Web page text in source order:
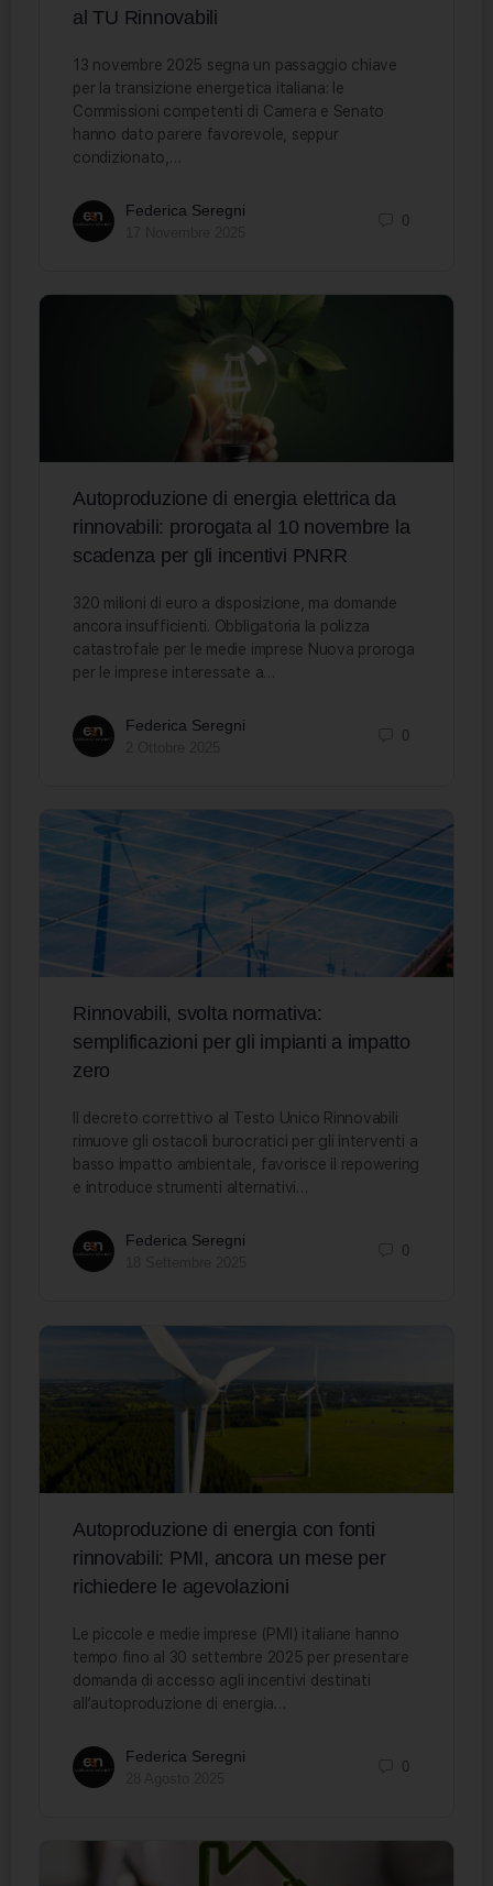
al TU Rinnovabili
13 novembre 2025 segna un passaggio chiave
per la transizione energetica italiana: le
Commissioni competenti di Camera e Senato
hanno dato parere favorevole, seppur
condizionato,…
Federica Seregni
0
Autoproduzione di energia elettrica da
rinnovabili: prorogata al 10 novembre la
scadenza per gli incentivi PNRR
320 milioni di euro a disposizione, ma domande
ancora insufficienti. Obbligatoria la polizza
catastrofale per le medie imprese Nuova proroga
per le imprese interessate a…
Federica Seregni
0
Rinnovabili, svolta normativa:
semplificazioni per gli impianti a impatto
zero
Il decreto correttivo al Testo Unico Rinnovabili
rimuove gli ostacoli burocratici per gli interventi a
basso impatto ambientale, favorisce il repowering
e introduce strumenti alternativi…
Federica Seregni
0
Autoproduzione di energia con fonti
rinnovabili: PMI, ancora un mese per
richiedere le agevolazioni
Le piccole e medie imprese (PMI) italiane hanno
tempo fino al 30 settembre 2025 per presentare
domanda di accesso agli incentivi destinati
all’autoproduzione di energia…
Federica Seregni
0